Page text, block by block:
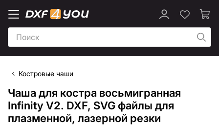
Костровые чаши
Чаша для костра восьмигранная
Infinity V2. DXF, SVG файлы для
плазменной, лазерной резки